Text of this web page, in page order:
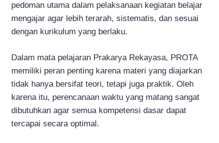
pedoman utama dalam pelaksanaan kegiatan belajar
mengajar agar lebih terarah, sistematis, dan sesuai
dengan kurikulum yang berlaku.
Dalam mata pelajaran Prakarya Rekayasa, PROTA
memiliki peran penting karena materi yang diajarkan
tidak hanya bersifat teori, tetapi juga praktik. Oleh
karena itu, perencanaan waktu yang matang sangat
dibutuhkan agar semua kompetensi dasar dapat
tercapai secara optimal.